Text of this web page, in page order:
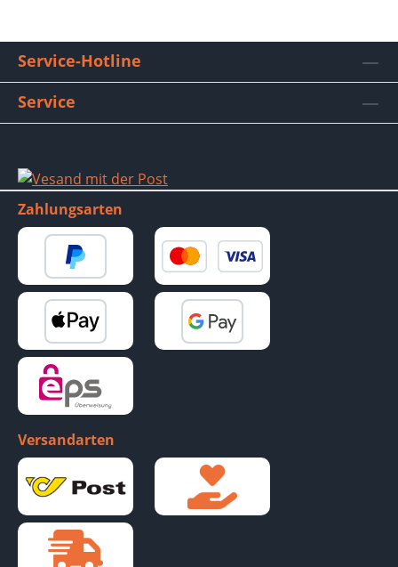
Service-Hotline
Service
Zahlungsarten
Versandarten